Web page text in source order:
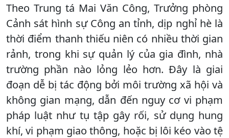
Theo Trung tá Mai Văn Công, Trưởng phòng
Cảnh sát hình sự Công an tỉnh, dịp nghỉ hè là
thời điểm thanh thiếu niên có nhiều thời gian
rảnh, trong khi sự quản lý của gia đình, nhà
trường phần nào lỏng lẻo hơn. Đây là giai
đoạn dễ bị tác động bởi môi trường xã hội và
không gian mạng, dẫn đến nguy cơ vi phạm
pháp luật như tụ tập gây rối, sử dụng hung
khí, vi phạm giao thông, hoặc bị lôi kéo vào tệ